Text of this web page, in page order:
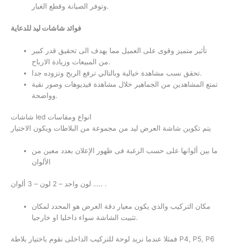
وتوفر الصيانة وقطع الغيار.
فوائد شاشات ليد للدعاية
تأثير متميز وقوى على العميل مما يهدف الى تحقيق قدر كبير
من المبيعات وزيادة الارباح.
تحقق نسب مشاهدة خيالية وبالتالي ترفع الربح وتزوده جدا.
تمتع المشاهدين من الجماهير خلال مشاهدة فيديوهات وصور نقية
وواضحة.
شاشات led انواع ومقاسات
يتم تكوين شاشة العرض ليد من مجموعة من البلاطات ويكون الاختيار
ما بين ألوانها على حسب الرغبة فى ظهور الإعلان بعدد معين من
الألوان
لون واحد – 2 لون – 3 ألوان ….. .
مكان التركيب والذي يكون معيار دقة العرض هو المحدد لمكان
تثبيت الشاشة سواء داخليا او خارجيا.
فمثلا عندما نريد لوحة للتركيب الداخلى نقوم باختيار بلاطة P4, P5, P6